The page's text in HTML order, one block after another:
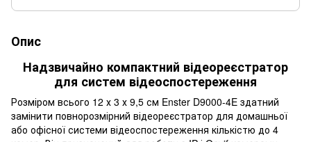
Опис
Надзвичайно компактний відеореєстратор
для систем відеоспостереження
Розміром всього 12 х 3 х 9,5 см Enster D9000-4E здатний
замінити повнорозмірний відеореєстратор для домашньої
або офісної системи відеоспостереження кількістю до 4